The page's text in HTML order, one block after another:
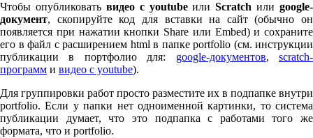
Чтобы опубликовать видео с youtubeилиScratch или google-
документ, скопируйте код для вставки на сайт (обычно он
появляется при нажатии кнопки Share или Embed) и сохраните
его в файл с расширением html в папке port­fo­lio (см. инструкции
публикации в портфолио для: google-документов,scratch-
программ и видео с youtube).
Для группировки работ просто разместите их в подпапке внутри
port­fo­lio. Если у папки нет одноименной картинки, то система
публикации думает, что это подпапка с работами того же
формата, что и port­fo­lio.